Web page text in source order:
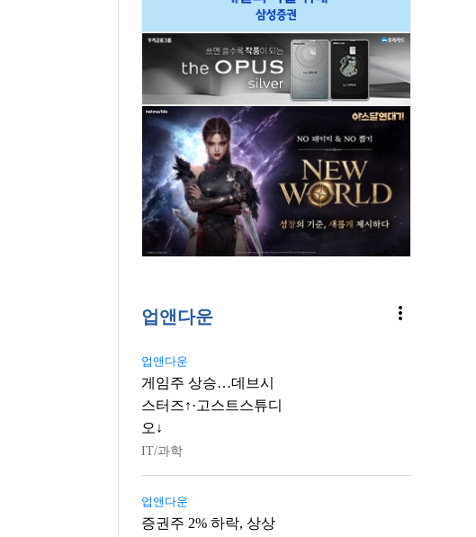
업앤다운 more_vert
업앤다운
게임주 상승…데브시
스터즈↑·고스트스튜디
오↓
IT/과학
업앤다운
증권주 2% 하락, 상상